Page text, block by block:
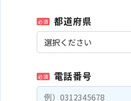
必須 都道府県
必須 電話番号